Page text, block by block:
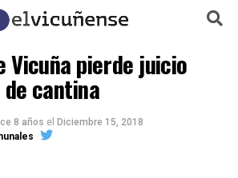
Vicuña pierde juicio
cantina
8 años el Diciembre 15, 2018